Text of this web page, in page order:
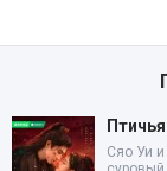
Сяо Уи